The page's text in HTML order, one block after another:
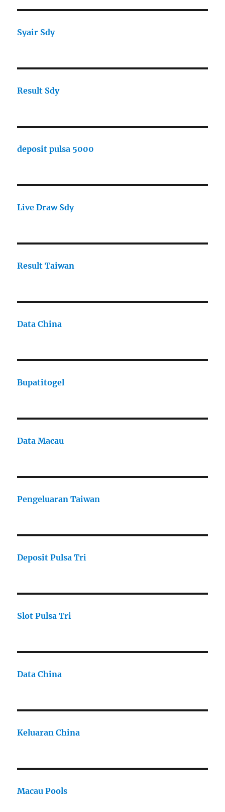
Syair Sdy
Result Sdy
deposit pulsa 5000
Live Draw Sdy
Result Taiwan
Data China
Bupatitogel
Data Macau
Pengeluaran Taiwan
Deposit Pulsa Tri
Slot Pulsa Tri
Data China
Keluaran China
Macau Pools